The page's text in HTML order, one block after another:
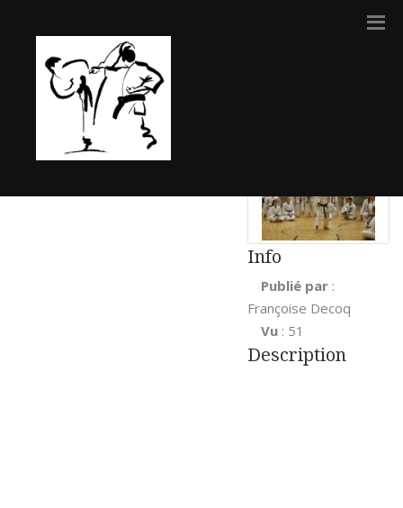
Info
Publié par :
Françoise Decoq
Vu : 51
Description